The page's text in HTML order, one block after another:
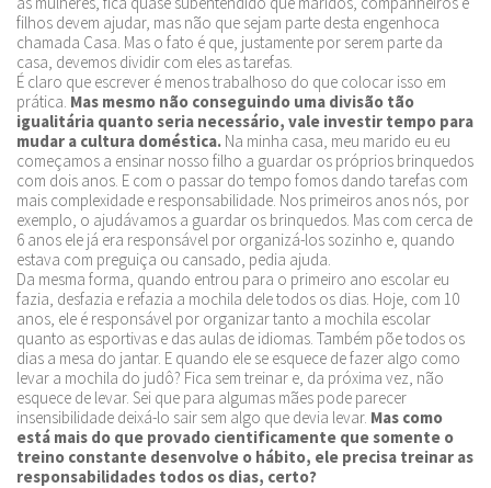
filhos devem ajudar, mas não que sejam parte desta engenhoca
chamada Casa. Mas o fato é que, justamente por serem parte da
casa, devemos dividir com eles as tarefas.
É claro que escrever é menos trabalhoso do que colocar isso em
prática. Mas mesmo não conseguindo uma divisão tão
igualitária quanto seria necessário, vale investir tempo para
mudar a cultura doméstica. Na minha casa, meu marido eu eu
começamos a ensinar nosso filho a guardar os próprios brinquedos
com dois anos. E com o passar do tempo fomos dando tarefas com
mais complexidade e responsabilidade. Nos primeiros anos nós, por
exemplo, o ajudávamos a guardar os brinquedos. Mas com cerca de
6 anos ele já era responsável por organizá-los sozinho e, quando
estava com preguiça ou cansado, pedia ajuda.
Da mesma forma, quando entrou para o primeiro ano escolar eu
fazia, desfazia e refazia a mochila dele todos os dias. Hoje, com 10
anos, ele é responsável por organizar tanto a mochila escolar
quanto as esportivas e das aulas de idiomas. Também põe todos os
dias a mesa do jantar. E quando ele se esquece de fazer algo como
levar a mochila do judô? Fica sem treinar e, da próxima vez, não
esquece de levar. Sei que para algumas mães pode parecer
insensibilidade deixá-lo sair sem algo que devia levar. Mas como
está mais do que provado cientificamente que somente o
treino constante desenvolve o hábito, ele precisa treinar as
responsabilidades todos os dias, certo?